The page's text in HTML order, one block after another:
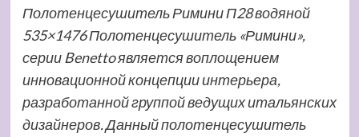
Полотенцесушитель Римини П28 водяной
535×1476 Полотенцесушитель «Римини»,
серии Benetto является воплощением
инновационной концепции интерьера,
разработанной группой ведущих итальянских
дизайнеров. Данный полотенцесушитель